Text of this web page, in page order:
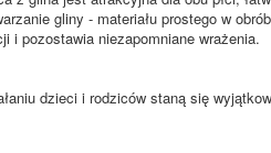
gliny - materiału prostego w
i pozostawia niezapomniane wrażenia.
dzieci i rodziców staną się